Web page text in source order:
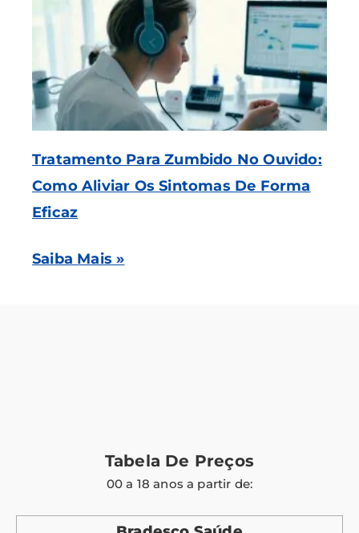
Tratamento Para Zumbido No Ouvido:
Como Aliviar Os Sintomas De Forma
Eficaz
Saiba Mais »
Tabela De Preços
00 a 18 anos a partir de: